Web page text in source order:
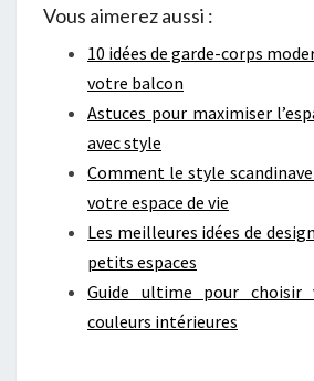
Vous aimerez aussi :
10 idées de garde-corps
votre balcon
Astuces pour maximiser
avec style
Comment le style
votre espace de vie
Les meilleures idées de
petits espaces
Guide ultime pour
couleurs intérieures